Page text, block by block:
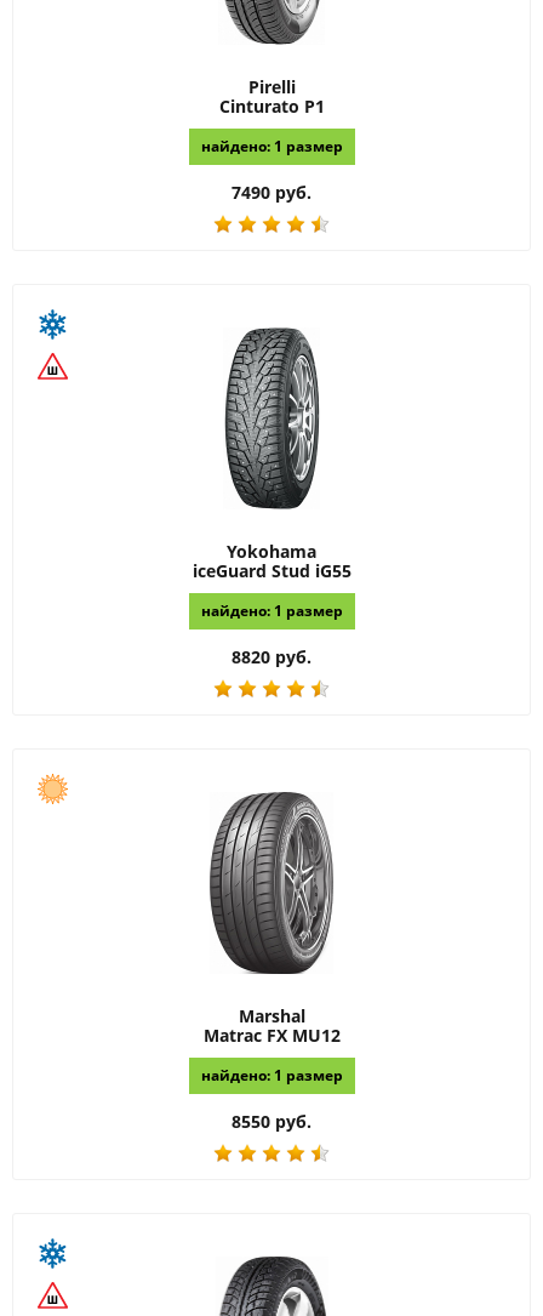
Pirelli
Cinturato P1
найдено: 1 размер
7490 руб.
Yokohama
iceGuard Stud iG55
найдено: 1 размер
8820 руб.
Marshal
Matrac FX MU12
найдено: 1 размер
8550 руб.